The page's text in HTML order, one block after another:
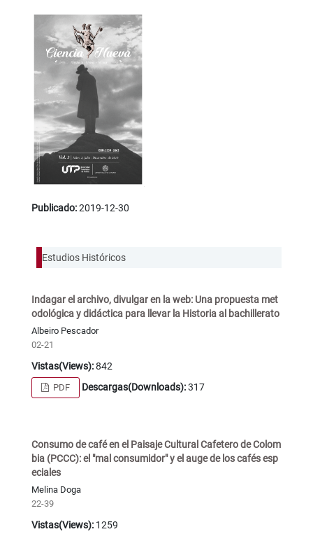
Publicado:2019-12-30
Estudios Históricos
Indagar el archivo, divulgar en la web: Una propuesta met
odológica y didáctica para llevar la Historia al bachillerato
Albeiro Pescador
02-21
Vistas(Views):842
PDF Descargas(Downloads):317
Consumo de café en el Paisaje Cultural Cafetero de Colom
bia (PCCC): el "mal consumidor" y el auge de los cafés esp
eciales
Melina Doga
22-39
Vistas(Views):1259